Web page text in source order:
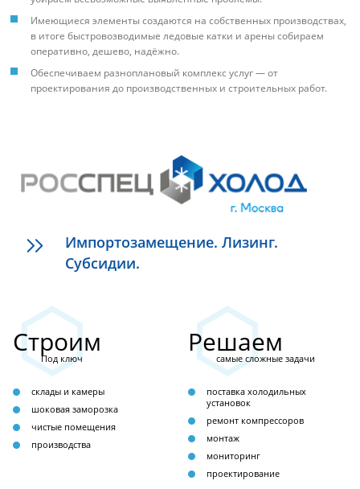
Имеющиеся элементы создаются на собственных производствах,
в итоге быстровозводимые ледовые катки и арены собираем
оперативно, дешево, надёжно.
Обеспечиваем разноплановый комплекс услуг — от
проектирования до производственных и строительных работ.
Импортозамещение. Лизинг.
Субсидии.
Строим
Под ключ
склады и камеры
шоковая заморозка
чистые помещения
производства
Решаем
самые сложные задачи
поставка холодильных
установок
ремонт компрессоров
монтаж
мониторинг
проектирование